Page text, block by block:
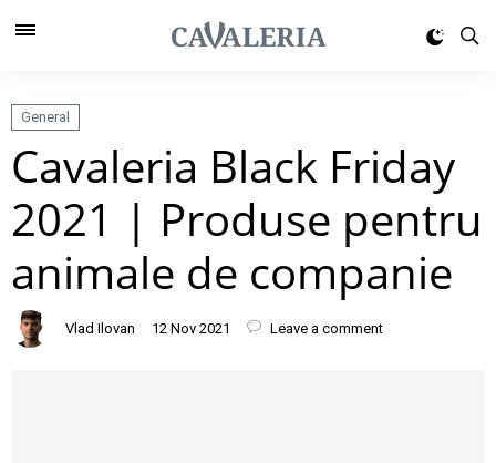
General
Cavaleria Black Friday
2021 | Produse pentru
animale de companie
Vlad Ilovan 12 Nov 2021 Leave a comment